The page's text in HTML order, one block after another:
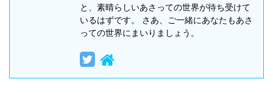
と、素晴らしいあさっての世界が待ち受けて
いるはずです。 さあ、ご一緒にあなたもあさ
っての世界にまいりましょう。